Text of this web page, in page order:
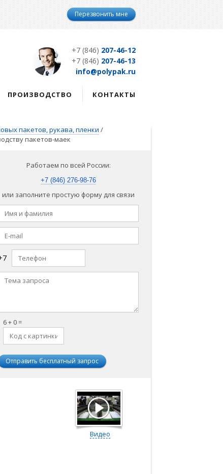
Перезвонить мне
+7 (846) 207-46-12
+7 (846) 207-46-13
info@polypak.ru
ПРОИЗВОДСТВО КОНТАКТЫ
пакетов, рукава, пленки /
пакетов-маек
Работаем по всей России:
+7 (846) 276-98-76
или заполните простую форму для связи
6 + 0 =